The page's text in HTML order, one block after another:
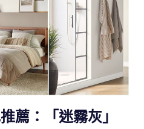
薦：「迷霧灰」